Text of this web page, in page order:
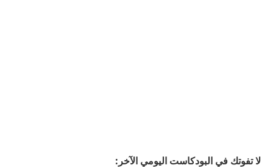
لا تفوتك في البودكاست اليومي الآخر: